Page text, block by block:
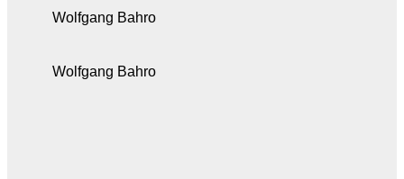
Wolfgang Bahro
Wolfgang Bahro